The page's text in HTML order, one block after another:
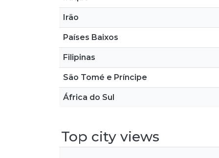
Irão
Países Baixos
Filipinas
São Tomé e Príncipe
África do Sul
Top city views